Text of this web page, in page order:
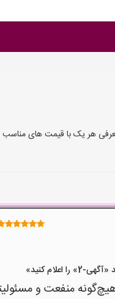
هر یک با قیمت های
کنید»
منفعت و